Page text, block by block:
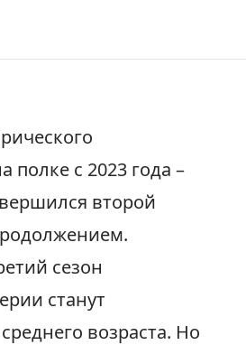
полке с 2023 года –
второй
сезон
станут
возраста. Но